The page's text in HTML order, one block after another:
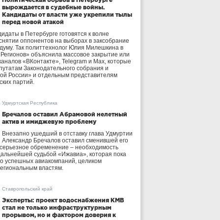
вырождается в судебные войны.
Кандидаты от власти уже укрепили тылы
перед новой атакой
в Петербурге готовятся к волне
оппонентов на выборах в заксобрание
Так политтехнолог Юлия Милешкина в
объяснила массовое закрытие или
«ВКонтакте», Telegram и Max, которые
Законодательного собрания и
России» и отдельным представителям
партий.
Удмуртская Республика
Бречалов оставил Абрамовой нелетный
актив и имиджевую проблему
Внезапно ушедший в отставку глава Удмуртии
Александр Бречалов оставил сменившей его
обременение – необходимость
судьбой «Ижавиа», которая пока
успешных авиакомпаний, целиком
властям.
Ставропольский край
Эксперты: проект водоснабжения КМВ
стал не только инфраструктурным
прорывом, но и фактором доверия к